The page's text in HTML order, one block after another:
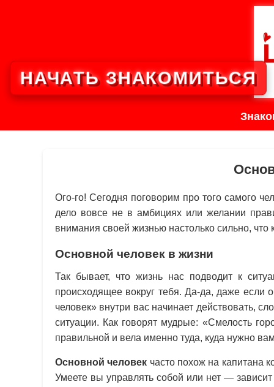
Ого-го! Сегодня поговорим про того самого
дело вовсе не в амбициях или желании
внимания своей жизнью настолько сильно, что
Основной человек в жизни
Так бывает, что жизнь нас подводит к
происходящее вокруг тебя. Да-да, даже если
человек» внутри вас начинает действовать,
ситуации. Как говорят мудрые: «Смелость
правильной и вела именно туда, куда нужно
Основной человек часто похож на капитана
Умеете вы управлять собой или нет —
НАЧАТЬ ЗНАКОМИТЬСЯ